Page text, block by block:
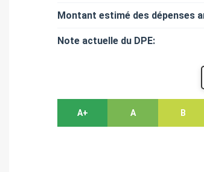
Montant estimé des dépenses
Note actuelle du DPE:
A+ A B